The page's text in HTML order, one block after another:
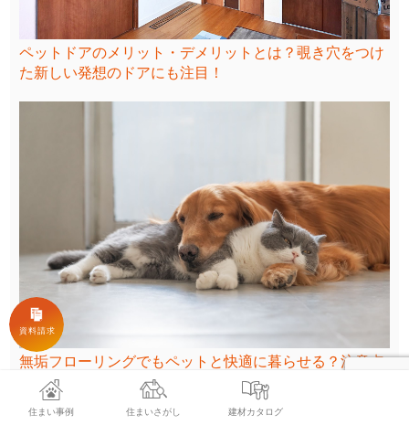
ペットドアのメリット・デメリットとは？覗き穴をつけ
た新しい発想のドアにも注目！
無垢フローリングでもペットと快適に暮らせる？注意点
や選ぶポイント、キズが付きにくくすべりにくい無垢床
をご紹介！
住まい事例 住まいさがし 建材カタログ